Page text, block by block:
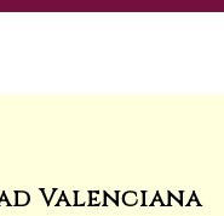
Valenciana